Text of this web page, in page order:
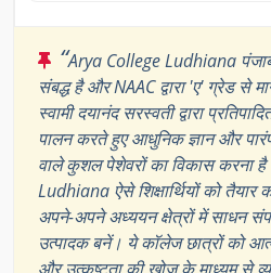
“Arya College Ludhiana पंजाब
संबद्ध है और NAAC द्वारा 'ए' ग्रेड से
स्वामी दयानंद सरस्वती द्वारा
पालन करते हुए आधुनिक ज्ञान और
वाले कुशल पेशेवरों का विकास करना
Ludhiana ऐसे शिक्षार्थियों को
अपने-अपने अध्ययन क्षेत्रों में साधन
उत्पादक बनें। ये कॉलेज छात्रों को